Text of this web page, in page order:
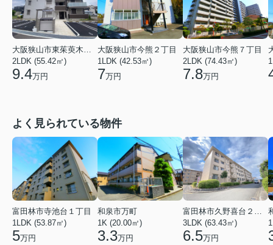
2LDK (55.42㎡)
9.4万円
大阪狭山市今熊２丁目
1LDK (42.53㎡)
7万円
大阪狭山市今熊７丁目
2LDK (74.43㎡)
7.8万円
よく見られている物件
富田林市寺池台１丁目
1LDK (53.87㎡)
5万円
和泉市万町
1K (20.00㎡)
3.3万円
富田林市久野喜台２丁目
3LDK (63.43㎡)
6.5万円